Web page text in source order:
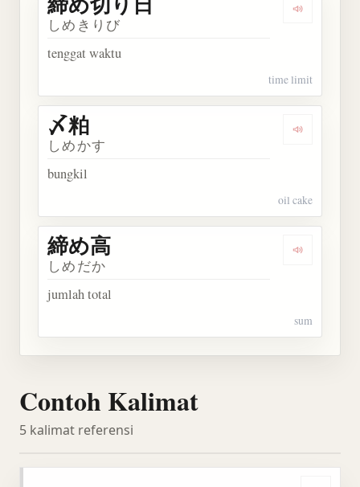
Dengarkan
しめきりび
tenggat waktu
time limit
Dengarkan
〆粕
しめかす
bungkil
oil cake
Dengarkan
締め高
しめだか
jumlah total
sum
Contoh Kalimat
5 kalimat referensi